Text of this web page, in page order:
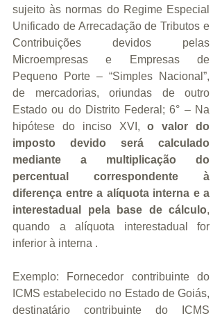
sujeito às normas do Regime Especial
Unificado de Arrecadação de Tributos e
Contribuições devidos pelas
Microempresas e Empresas de
Pequeno Porte – “Simples Nacional”,
de mercadorias, oriundas de outro
Estado ou do Distrito Federal; 6° – Na
hipótese do inciso XVI, o valor do
imposto devido será calculado
mediante a multiplicação do
percentual correspondente à
diferença entre a alíquota interna e a
interestadual pela base de cálculo,
quando a alíquota interestadual for
inferior à interna .
Exemplo: Fornecedor contribuinte do
ICMS estabelecido no Estado de Goiás,
destinatário contribuinte do ICMS